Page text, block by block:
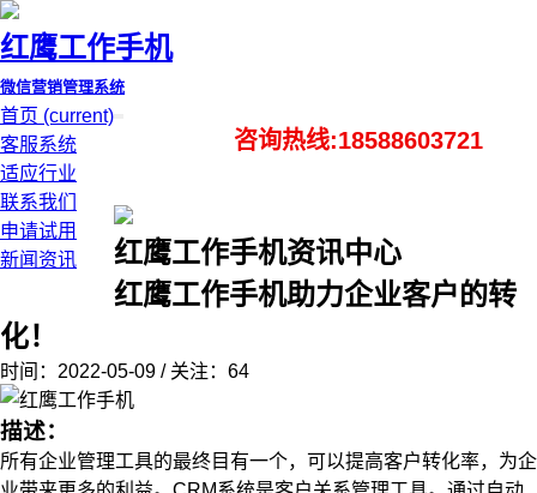
红鹰工作手机
微信营销管理系统
首页 (current)
客服系统
适应行业
联系我们
申请试用
新闻资讯
咨询热线:18588603721
红鹰工作手机资讯中心
红鹰工作手机助力企业客户的转
化！
时间：2022-05-09 / 关注：64
描述：
所有企业管理工具的最终目有一个，可以提高客户转化率，为企